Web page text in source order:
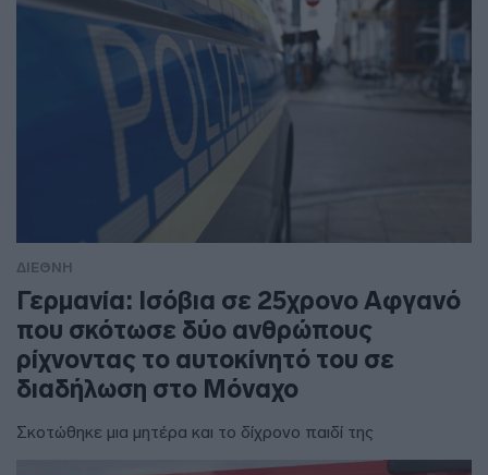
ΔΙΕΘΝΗ
Γερμανία: Ισόβια σε 25χρονο Αφγανό
που σκότωσε δύο ανθρώπους
ρίχνοντας το αυτοκίνητό του σε
διαδήλωση στο Μόναχο
Σκοτώθηκε μια μητέρα και το δίχρονο παιδί της